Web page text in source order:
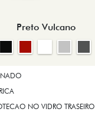
Preto Vulcano
NO VIDRO TRASEIRO